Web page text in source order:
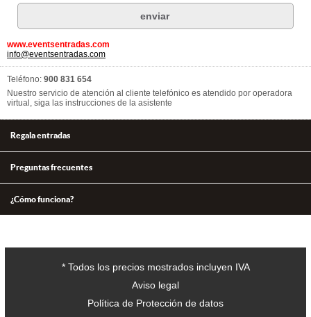
www.eventsentradas.com
info@eventsentradas.com
Teléfono: 900 831 654
Nuestro servicio de atención al cliente telefónico es atendido por operadora
virtual, siga las instrucciones de la asistente
Regala entradas
Preguntas frecuentes
¿Cómo funciona?
* Todos los precios mostrados incluyen IVA
Aviso legal
Política de Protección de datos